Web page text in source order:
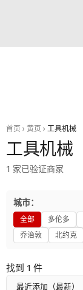
首页 › 黄页 › 工具机械
工具机械
1 家已验证商家
城市：
全部 多伦多
乔治敦
北约克
找到 1 件